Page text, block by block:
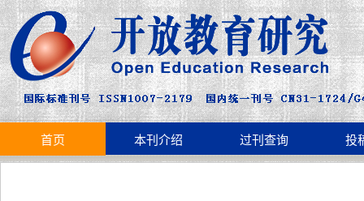
首页 本刊介绍 过刊查询 投